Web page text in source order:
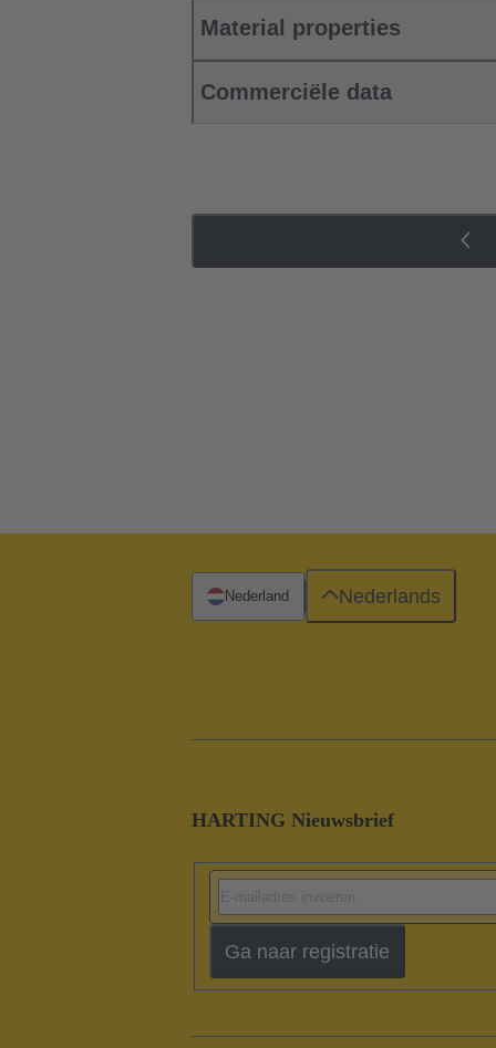
Material properties
Commerciële data
HARTING Nieuwsbrief
Ga naar registratie
Nederland Nederlands